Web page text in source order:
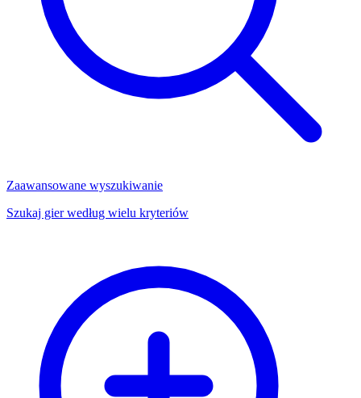
Zaawansowane wyszukiwanie
Szukaj gier według wielu kryteriów